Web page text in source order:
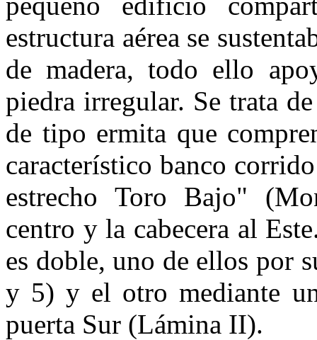
estructura aérea se
de madera, todo ello
piedra irregular. Se trata
de tipo ermita que
característico banco
estrecho Toro Bajo"
centro y la cabecera al
es doble, uno de ellos por
y 5) y el otro mediante
puerta Sur (Lámina II).